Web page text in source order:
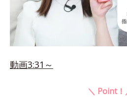
動画3:31～
＼ Point！